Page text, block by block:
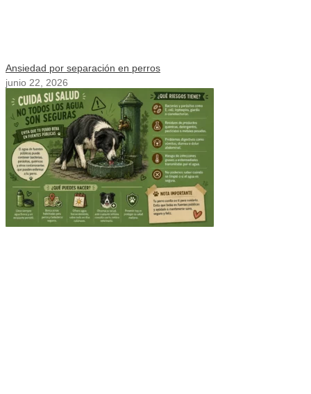
Ansiedad por separación en perros
junio 22, 2026